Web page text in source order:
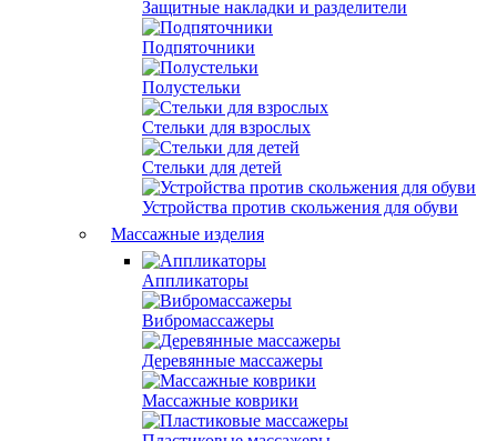
Защитные накладки и разделители
Подпяточники
Полустельки
Стельки для взрослых
Стельки для детей
Устройства против скольжения для обуви
Массажные изделия
Аппликаторы
Вибромассажеры
Деревянные массажеры
Массажные коврики